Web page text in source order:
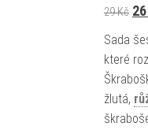
29Kč 26
Sada
které
žlutá,